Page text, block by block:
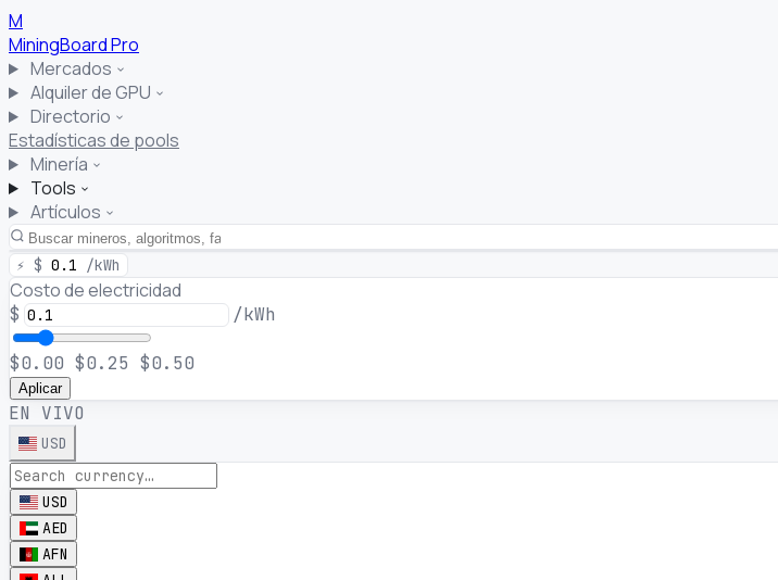
M
MiningBoardPro
Mercados
Alquiler de GPU
Directorio
Estadísticas de pools
Minería
Tools
Artículos
⚡ $ 0.1 /kWh
Costo de electricidad
$ /kWh
$0.00 $0.25 $0.50
Aplicar
EN VIVO
USD
USD
AED
AFN